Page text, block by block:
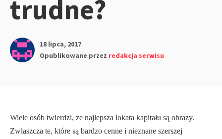
trudne?
18 lipca, 2017
Opublikowane przez redakcja serwisu
Wiele osób twierdzi, ze najlepsza lokata kapitału są obrazy.
Zwłaszcza te, które są bardzo cenne i nieznane szerszej